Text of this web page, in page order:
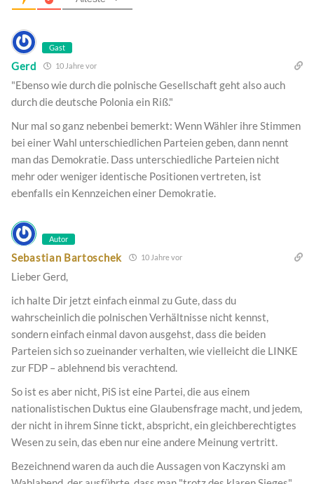
Gast
Gerd 10 Jahre vor
"Ebenso wie durch die polnische Gesellschaft geht also auch
durch die deutsche Polonia ein Riß."
Nur mal so ganz nebenbei bemerkt: Wenn Wähler ihre Stimmen
bei einer Wahl unterschiedlichen Parteien geben, dann nennt
man das Demokratie. Dass unterschiedliche Parteien nicht
mehr oder weniger identische Positionen vertreten, ist
ebenfalls ein Kennzeichen einer Demokratie.
Autor
Sebastian Bartoschek 10 Jahre vor
Lieber Gerd,
ich halte Dir jetzt einfach einmal zu Gute, dass du
wahrscheinlich die polnischen Verhältnisse nicht kennst,
sondern einfach einmal davon ausgehst, dass die beiden
Parteien sich so zueinander verhalten, wie vielleicht die LINKE
zur FDP – ablehnend bis verachtend.
So ist es aber nicht, PiS ist eine Partei, die aus einem
nationalistischen Duktus eine Glaubensfrage macht, und jedem,
der nicht in ihrem Sinne tickt, abspricht, ein gleichberechtigtes
Wesen zu sein, das eben nur eine andere Meinung vertritt.
Bezeichnend waren da auch die Aussagen von Kaczynski am